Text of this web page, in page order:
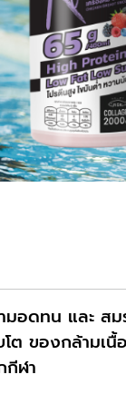
มอดทน และ ส
ต ของกล้ามเนื้
กีฬา